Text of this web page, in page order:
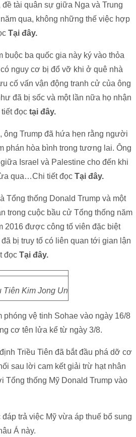
tài quân sự giữa Nga và Trung
qua, không những thế việc hợp
Tại đây.
buộc ba quốc gia này ký vào thỏa
nguy cơ bị đổ vỡ khi ở quê nhà
cố vấn vận động tranh cử của ông
đã bị sốc và một lần nữa họ nhận
đọc tại đây.
ông Trump đã hứa hẹn rằng người
phán hòa bình trong tương lai. Ông
Israel và Palestine cho đến khi
qua…Chi tiết đọc Tại đây.
thống Donald Trump và một
trong cuộc bầu cử Tổng thống năm
2016 được công tố viên đặc biệt
bị truy tố có liên quan tới gian lận
đọc Tại đây.
Tiên Kim Jong Un
vệ tinh Sohae vào ngày 16/8
cơ tên lửa kể từ ngày 3/8.
Triều Tiên đã bắt đầu phá dỡ cơ
sau lời cam kết giải trừ hạt nhân
Tổng thống Mỹ Donald Trump vào
trả việc Mỹ vừa áp thuế bổ sung
Á này.